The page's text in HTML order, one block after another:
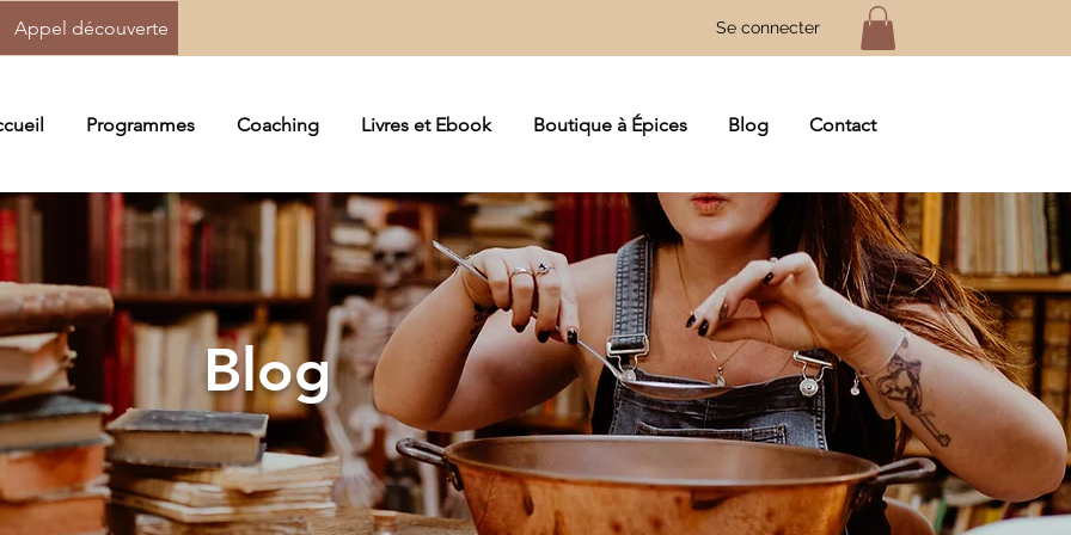
Appel découverte Se connecter
Programmes Coaching Livres et Ebook Boutique à Épices Blog Contact
Blog